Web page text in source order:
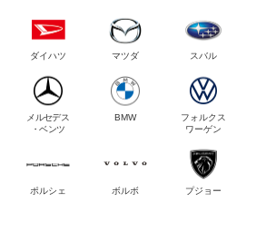
ダイハツ マツダ スバル
メルセデス
・ベンツ
BMW
フォルクス
ワーゲン
ポルシェ ボルボ プジョー